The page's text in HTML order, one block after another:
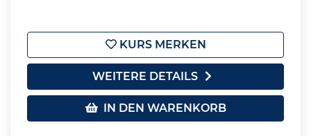
KURS MERKEN
WEITERE DETAILS
IN DEN WARENKORB